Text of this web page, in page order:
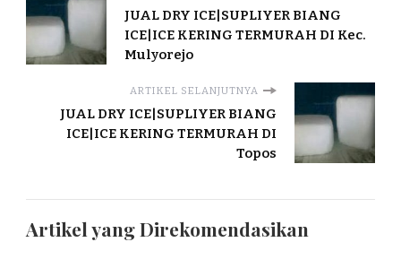
JUAL DRY ICE|SUPLIYER BIANG
ICE|ICE KERING TERMURAH DI Kec.
Mulyorejo
ARTIKEL SELANJUTNYA
JUAL DRY ICE|SUPLIYER BIANG
ICE|ICE KERING TERMURAH DI
Topos
Artikel yang Direkomendasikan